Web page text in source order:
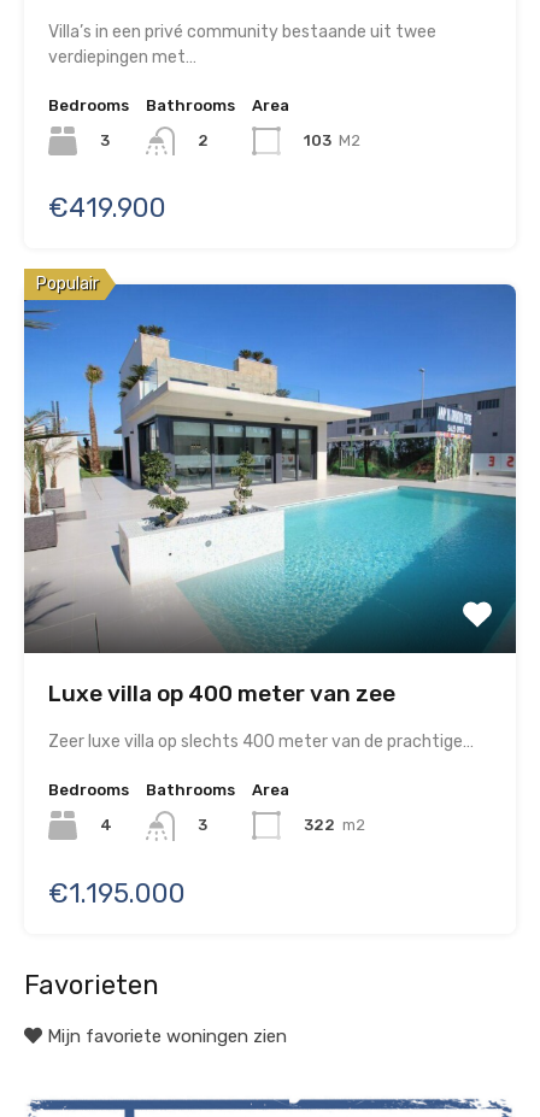
Villa’s in een privé community bestaande uit twee
verdiepingen met…
Bedrooms
3
Bathrooms
2
Area
103 M2
€419.900
Populair
Luxe villa op 400 meter van zee
Zeer luxe villa op slechts 400 meter van de prachtige…
Bedrooms
4
Bathrooms
3
Area
322 m2
€1.195.000
Favorieten
Mijn favoriete woningen zien